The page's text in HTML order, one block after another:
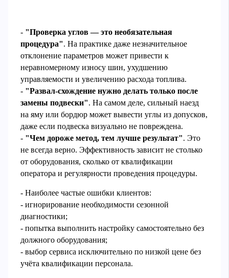
- "Проверка углов — это необязательная
процедура". На практике даже незначительное
отклонение параметров может привести к
неравномерному износу шин, ухудшению
управляемости и увеличению расхода топлива.
- "Развал-схождение нужно делать только после
замены подвески". На самом деле, сильный наезд
на яму или бордюр может вывести углы из допусков,
даже если подвеска визуально не повреждена.
- "Чем дороже метод, тем лучше результат". Это
не всегда верно. Эффективность зависит не столько
от оборудования, сколько от квалификации
оператора и регулярности проведения процедуры.
- Наиболее частые ошибки клиентов:
- игнорирование необходимости сезонной
диагностики;
- попытка выполнить настройку самостоятельно без
должного оборудования;
- выбор сервиса исключительно по низкой цене без
учёта квалификации персонала.